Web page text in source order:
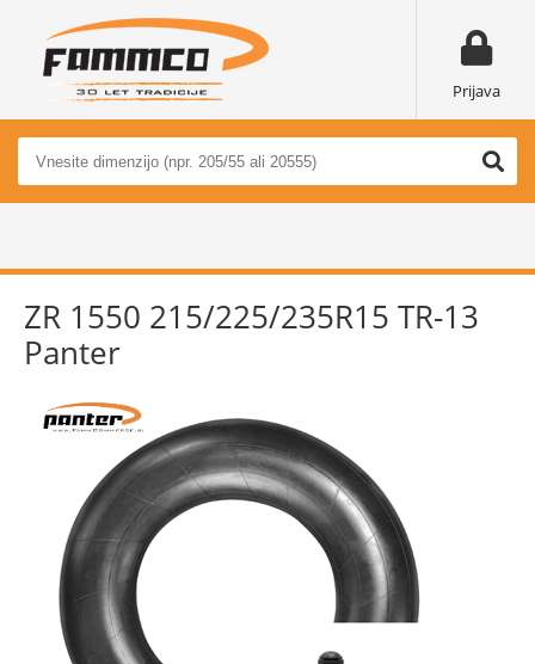
Prijava
ZR 1550 215/225/235R15 TR-13
Panter